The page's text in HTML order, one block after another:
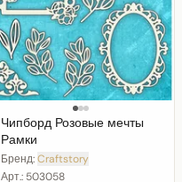
Чипборд Розовые мечты
Рамки
Бренд:Craftstory
Арт.: 503058